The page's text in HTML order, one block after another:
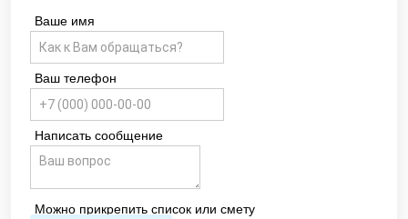
Ваше имя
Ваш телефон
Написать сообщение
Можно прикрепить список или смету